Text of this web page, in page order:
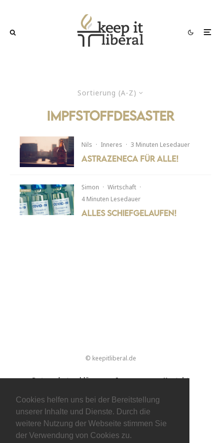
Cookies helfen uns bei der Bereitstellung
unserer Inhalte und Dienste. Durch die
weitere Nutzung der Webseite stimmen Sie
der Verwendung von Cookies zu.
Sortierung (A-Z)
Impfstoffdesaster
Nils · Inneres · 3 Minuten Lesedauer
AstraZeneca für alle!
Simon · Wirtschaft ·
4 Minuten Lesedauer
Alles Schiefgelaufen!
© keepitliberal.de
Datenschutzerklärung Impressum Kontakt